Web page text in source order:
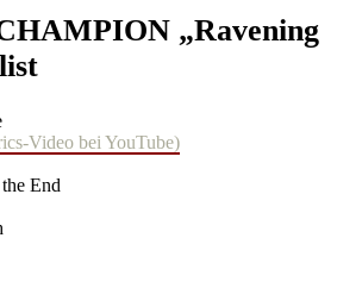
„Ravening
Video bei YouTube)
End